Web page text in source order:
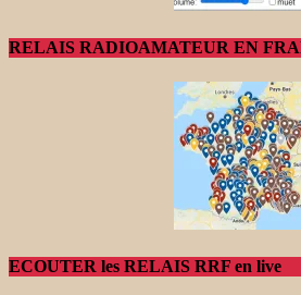
RELAIS RADIOAMATEUR EN
ECOUTER les RELAIS RRF en live